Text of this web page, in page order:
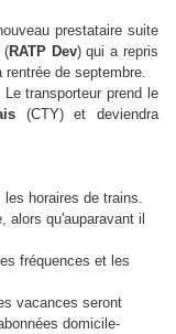
prestataire suite
(RATP Dev) qui a repris
de septembre.
Le transporteur prend le
(CTY) et deviendra
horaires de trains.
alors qu'auparavant il
fréquences et les
vacances seront
domicile-